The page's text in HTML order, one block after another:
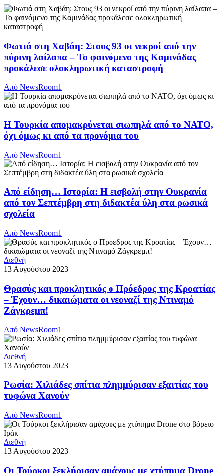
Φωτιά στη Χαβάη: Στους 93 οι νεκροί από την
πύρινη λαίλαπα – Το φαινόμενο της Καμινάδας
προκάλεσε ολοκληρωτική καταστροφή
Από NewsRoom1
Η Τουρκία απομακρύνεται σιωπηλά από το ΝΑΤΟ,
όχι όμως κι από τα προνόμια του
Από NewsRoom1
Από είδηση… Ιστορία: Η εισβολή στην Ουκρανία
από τον Σεπτέμβρη στη διδακτέα ύλη στα ρωσικά
σχολεία
Από NewsRoom1
Διεθνή
13 Αυγούστου 2023
Θρασύς και προκλητικός ο Πρόεδρος της Κροατίας
– Έχουν… δικαιώματα οι νεοναζί της Ντιναμό
Ζάγκρεμπ!
Από NewsRoom1
Διεθνή
13 Αυγούστου 2023
Ρωσία: Χιλιάδες σπίτια πλημμύρισαν εξαιτίας του
τυφώνα Χανούν
Από NewsRoom1
Διεθνή
13 Αυγούστου 2023
Οι Τούρκοι ξεκλήρισαν αμάχους με χτύπημα Drone